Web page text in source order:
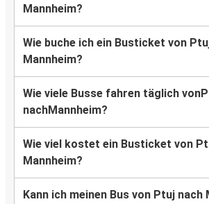
Mannheim?
Wie buche ich ein Busticket von
Mannheim?
Wie viele Busse fahren täglich
nachMannheim?
Wie viel kostet ein Busticket von
Mannheim?
Kann ich meinen Bus von Ptuj nach